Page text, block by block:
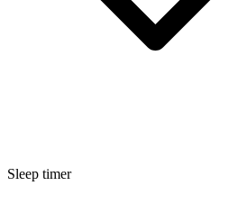
Sleep timer